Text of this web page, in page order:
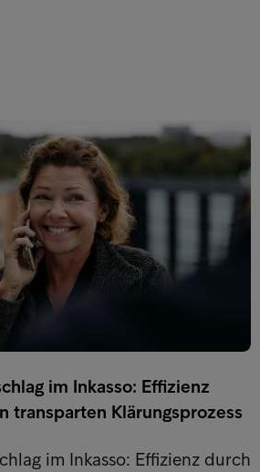
im Inkasso: Effizienz
transparten Klärungsprozess
im Inkasso: Effizienz durch